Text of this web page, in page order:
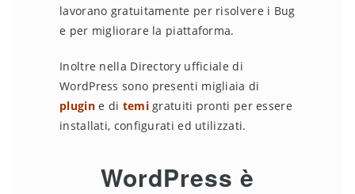
lavorano gratuitamente per risolvere i Bug
e per migliorare la piattaforma.
Inoltre nella Directory ufficiale di
WordPress sono presenti migliaia di
plugine di temigratuiti pronti per essere
installati, configurati ed utilizzati.
WordPress è